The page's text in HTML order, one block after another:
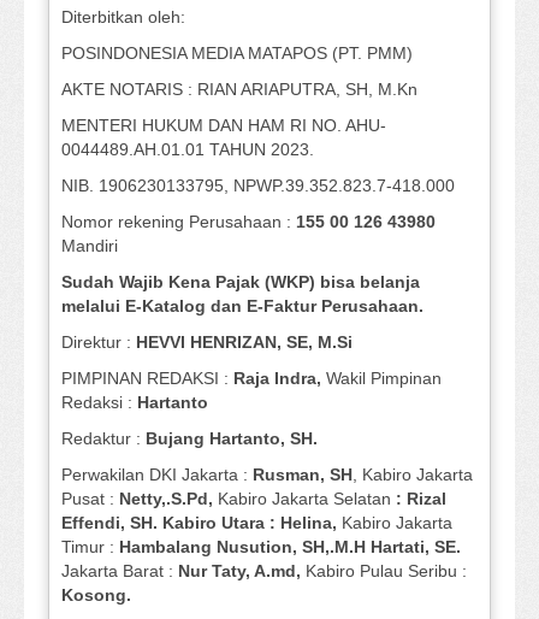
Diterbitkan oleh:
POSINDONESIA MEDIA MATAPOS (PT. PMM)
AKTE NOTARIS : RIAN ARIAPUTRA, SH, M.Kn
MENTERI HUKUM DAN HAM RI NO. AHU-
0044489.AH.01.01 TAHUN 2023.
NIB. 1906230133795, NPWP.39.352.823.7-418.000
Nomor rekening Perusahaan : 155 00 126 43980
Mandiri
Sudah Wajib Kena Pajak (WKP) bisa belanja
melalui E-Katalog dan E-Faktur Perusahaan.
Direktur : HEVVI HENRIZAN, SE, M.Si
PIMPINAN REDAKSI : Raja Indra, Wakil Pimpinan
Redaksi : Hartanto
Redaktur : Bujang Hartanto, SH.
Perwakilan DKI Jakarta : Rusman, SH, Kabiro Jakarta
Pusat : Netty,.S.Pd, Kabiro Jakarta Selatan : Rizal
Effendi, SH. Kabiro Utara : Helina, Kabiro Jakarta
Timur : Hambalang Nusution, SH,.M.H Hartati, SE.
Jakarta Barat : Nur Taty, A.md, Kabiro Pulau Seribu :
Kosong.